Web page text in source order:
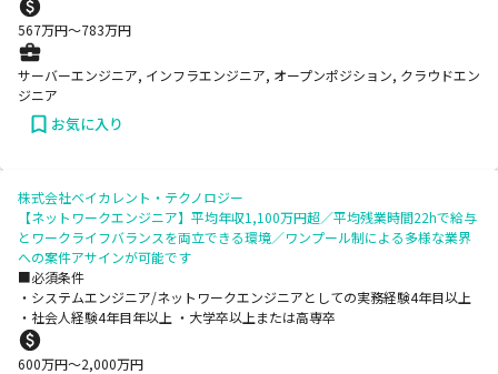
567万円〜783万円
サーバーエンジニア, インフラエンジニア, オープンポジション, クラウドエン
ジニア
お気に入り
株式会社ベイカレント・テクノロジー
【ネットワークエンジニア】平均年収1,100万円超／平均残業時間22hで給与
とワークライフバランスを両立できる環境／ワンプール制による多様な業界
への案件アサインが可能です
■必須条件
・システムエンジニア/ネットワークエンジニアとしての実務経験4年目以上
・社会人経験4年目年以上 ・大学卒以上または高専卒
600万円〜2,000万円